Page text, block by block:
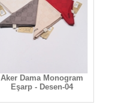
Aker Dama Monogram
Eşarp - Desen-04